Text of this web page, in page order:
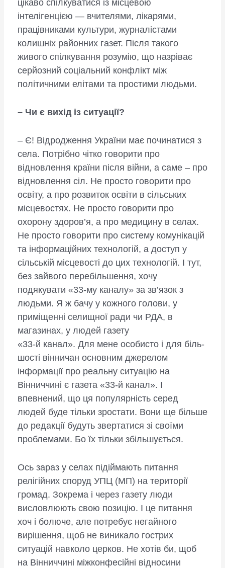
цікаво спілкуватися із місцевою
інтелігенцією — вчителями, лікарями,
працівниками культури, журналістами
колишніх районних газет. Після такого
живого спілкування розумію, що назріває
серйозний со­ціальний конфлікт між
політичними елітами та простими людьми.
– Чи є вихід із ситуації?
– Є! Відродження України має починатися з
села. Потрібно чітко говорити про
відновлення країни після війни, а саме – про
відновлення сіл. Не просто говорити про
освіту, а про розвиток освіти в сільських
місцевостях. Не просто говорити про
охорону здоров’я, а про медицину в селах.
Не просто говорити про систему комунікацій
та інформаційних технологій, а доступ у
сільській місцевості до цих технологій. І тут,
без зайвого перебільшення, хочу
подякувати «33-му каналу» за зв’язок з
людьми. Я ж бачу у кожного голови, у
приміщенні селищної ради чи РДА, в
магазинах, у людей газету
«33-й канал». Для мене особисто і для біль­
шості вінничан основним джерелом
інформації про реальну ситуацію на
Вінниччині є газета «33-й канал». І
впевнений, що ця популярність серед
людей буде тільки зростати. Вони ще більше
до редакції будуть звертатися зі своїми
проблемами. Бо їх тільки збільшується.
Ось зараз у селах підіймають питання
релігійних споруд УПЦ (МП) на території
громад. Зокрема і через газету люди
висловлюють свою позицію. І це питання
хоч і болюче, але потребує негайного
вирішення, щоб не виникало гострих
ситуацій навколо церков. Не хотів би, щоб
на Вінниччині міжконфесійні відносини